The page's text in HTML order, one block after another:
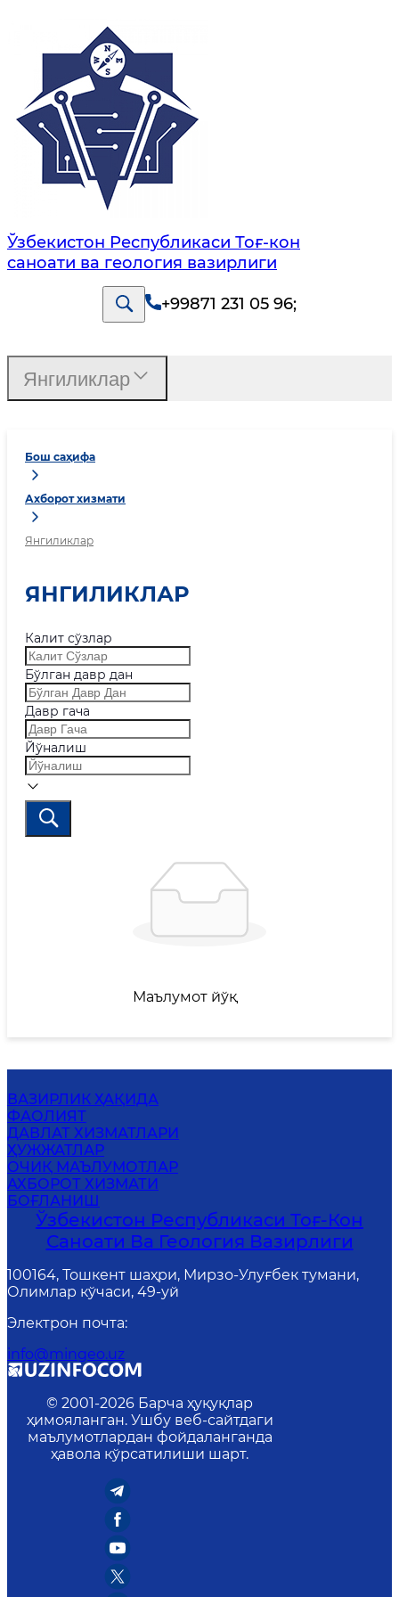
Ўзбекистон Республикаси Тоғ-кон
саноати ва геология вазирлиги
+99871 231 05 96;
Бош саҳифа
Ахборот хизмати
Янгиликлар
ЯНГИЛИКЛАР
Калит сўзлар
Бўлган давр дан
Давр гача
Йўналиш
Маълумот йўқ
Янгиликлар
ВАЗИРЛИК ҲАҚИДА
ФАОЛИЯТ
ДАВЛАТ ХИЗМАТЛАРИ
ҲУЖЖАТЛАР
ОЧИҚ МАЪЛУМОТЛАР
АХБОРОТ ХИЗМАТИ
БОҒЛАНИШ
Ўзбекистон Республикаси Тоғ-Кон
Саноати Ва Геология Вазирлиги
100164, Тошкент шаҳри, Мирзо-Улуғбек тумани,
Олимлар кўчаси, 49-уй
Электрон почта:
info@mingeo.uz
© 2001-2026 Барча ҳуқуқлар
ҳимояланган. Ушбу веб-сайтдаги
маълумотлардан фойдаланганда
ҳавола кўрсатилиши шарт.